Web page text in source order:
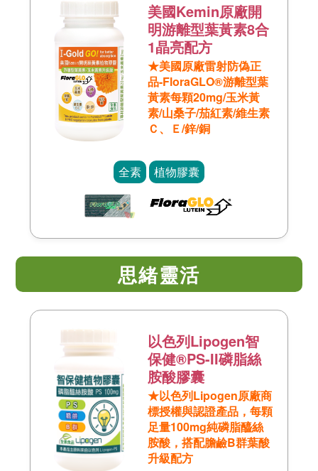
美國Kemin原廠開
明游離型葉黃素8合
1晶亮配方
★美國原廠雷射防偽正
品-FloraGLO®游離型葉
黃素每顆20mg/玉米黃
素/山桑子/茄紅素/維生素
Ｃ、Ｅ/鋅/銅
全素 植物膠囊
思緒靈活
以色列Lipogen智
保健®PS-II磷脂絲
胺酸膠囊
★以色列Lipogen原廠商
標授權與認證產品，每顆
足量100mg純磷脂醯絲
胺酸，搭配膽鹼B群葉酸
升級配方